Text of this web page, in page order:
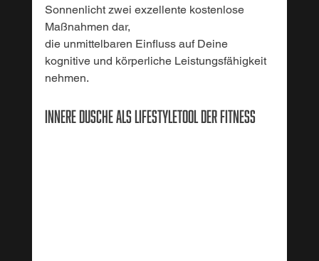
Sonnenlicht zwei exzellente kostenlose
Maßnahmen dar,
die unmittelbaren Einfluss auf Deine
kognitive und körperliche Leistungsfähigkeit
nehmen.
Innere Dusche als Lifestyletool der Fitness